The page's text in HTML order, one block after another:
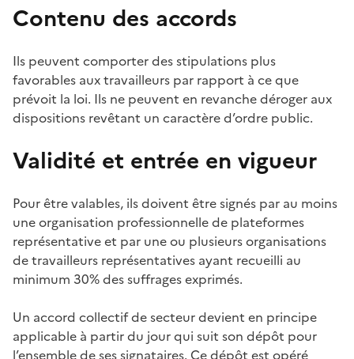
Contenu des accords
Ils peuvent comporter des stipulations plus
favorables aux travailleurs par rapport à ce que
prévoit la loi. Ils ne peuvent en revanche déroger aux
dispositions revêtant un caractère d’ordre public.
Validité et entrée en vigueur
Pour être valables, ils doivent être signés par au moins
une organisation professionnelle de plateformes
représentative et par une ou plusieurs organisations
de travailleurs représentatives ayant recueilli au
minimum 30% des suffrages exprimés.
Un accord collectif de secteur devient en principe
applicable à partir du jour qui suit son dépôt pour
l’ensemble de ses signataires. Ce dépôt est opéré